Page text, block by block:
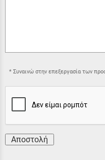
Συναινώ στην επεξεργασία των
Αποστολή